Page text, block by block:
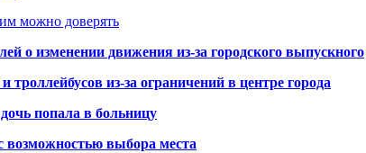
можно доверять
о изменении движения из-за городского выпускного
из-за ограничений в центре города
попала в больницу
возможностью выбора места